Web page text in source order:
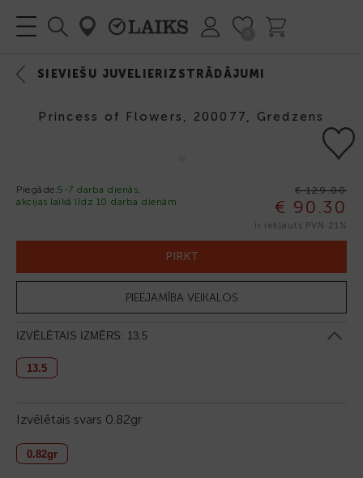
SIEVIEŠU JUVELIERIZSTRĀDĀJUMI
Princess of Flowers, 200077, Gredzens
Piegāde:5-7 darba dienās,
akcijas laikā līdz 10 darba dienām
€ 129.00
€ 90.30
ir iekļauts PVN 21%
PIRKT
PIEEJAMĪBA VEIKALOS
IZVĒLĒTAIS IZMĒRS: 13.5
13.5
Izvēlētais svars 0.82gr
0.82gr